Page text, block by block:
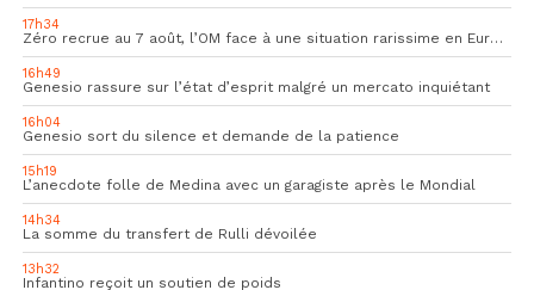
17h34
Zéro recrue au 7 août, l’OM face à une situation rarissime en Europe
16h49
Genesio rassure sur l’état d’esprit malgré un mercato inquiétant
16h04
Genesio sort du silence et demande de la patience
15h19
L’anecdote folle de Medina avec un garagiste après le Mondial
14h34
La somme du transfert de Rulli dévoilée
13h32
Infantino reçoit un soutien de poids